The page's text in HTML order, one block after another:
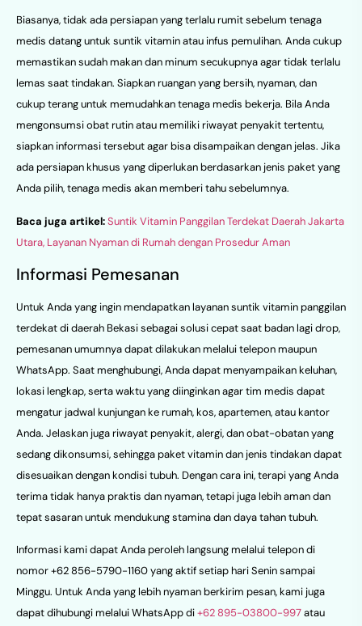
Biasanya, tidak ada persiapan yang terlalu rumit sebelum tenaga
medis datang untuk suntik vitamin atau infus pemulihan. Anda cukup
memastikan sudah makan dan minum secukupnya agar tidak terlalu
lemas saat tindakan. Siapkan ruangan yang bersih, nyaman, dan
cukup terang untuk memudahkan tenaga medis bekerja. Bila Anda
mengonsumsi obat rutin atau memiliki riwayat penyakit tertentu,
siapkan informasi tersebut agar bisa disampaikan dengan jelas. Jika
ada persiapan khusus yang diperlukan berdasarkan jenis paket yang
Anda pilih, tenaga medis akan memberi tahu sebelumnya.
Baca juga artikel:Suntik Vitamin Panggilan Terdekat Daerah Jakarta
Utara, Layanan Nyaman di Rumah dengan Prosedur Aman
Informasi Pemesanan
Untuk Anda yang ingin mendapatkan layanan suntik vitamin panggilan
terdekat di daerah Bekasi sebagai solusi cepat saat badan lagi drop,
pemesanan umumnya dapat dilakukan melalui telepon maupun
WhatsApp. Saat menghubungi, Anda dapat menyampaikan keluhan,
lokasi lengkap, serta waktu yang diinginkan agar tim medis dapat
mengatur jadwal kunjungan ke rumah, kos, apartemen, atau kantor
Anda. Jelaskan juga riwayat penyakit, alergi, dan obat-obatan yang
sedang dikonsumsi, sehingga paket vitamin dan jenis tindakan dapat
disesuaikan dengan kondisi tubuh. Dengan cara ini, terapi yang Anda
terima tidak hanya praktis dan nyaman, tetapi juga lebih aman dan
tepat sasaran untuk mendukung stamina dan daya tahan tubuh.
Informasi kami dapat Anda peroleh langsung melalui telepon di
nomor +62 856-5790-1160 yang aktif setiap hari Senin sampai
Minggu. Untuk Anda yang lebih nyaman berkirim pesan, kami juga
dapat dihubungi melalui WhatsApp di+62 895-03800-997atau